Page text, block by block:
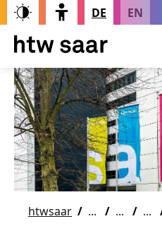
DE EN
htwsaar